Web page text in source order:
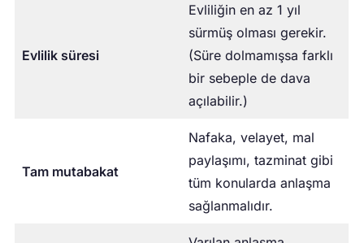
Evlilik süresi
Evliliğin en az 1 yıl
sürmüş olması gerekir.
(Süre dolmamışsa farklı
bir sebeple de dava
açılabilir.)
Tam mutabakat
Nafaka, velayet, mal
paylaşımı, tazminat gibi
tüm konularda anlaşma
sağlanmalıdır.